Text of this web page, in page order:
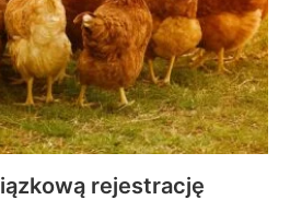
rejestrację